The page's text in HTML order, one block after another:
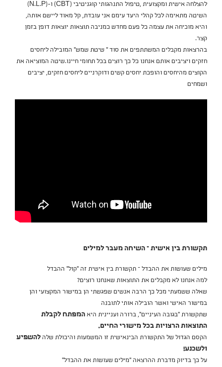
להצלחה אישית ומקצועית ,טיפול התנהגותי קוגניטיבי (CBT) ו-(N.L.P)
השיטה מתאימה לכל קהלי היעד עימם אני עובדת, קל מאוד ליישם אותה,
והיא מוכיחה את עצמה כל פעם מחדש כמניבה תוצאות יוצאות דופן בזמן
קצר.
בהרצאות מקבלים המשתתפים את סוד " שיטת שמש" המובילה ליחסים
חזקים ויציבים אותם אנחנו כל כך רוצים בכל תחומי חיינו.שיטה המוציאה את
הקוצים מהיחסים והופכת יחסים קשים ודוקרניים ליחסים חזקים, יציבים
ושמחים
תקשורת בין אישית – השיחה מעבר למילים
מילים שעושות את ההבדל – תקשורת בין אישית זה "קול" ההבדל
למה אנחנו לא מקבלים את התוצאות שאנחנו רוצים?
שאלה ששמעתי מכל כך הרבה אנשים שפגשתי הן במישור המקצועי והן
במישור האישי ואשר הובילה אותי לתובנה
שתקשורת "בגובה העיניים", ברורה ועניינית היאהמפתח לקבלת
התוצאות הרצויות בכל מישורי החיים.
הקסם הגדול של התקשורת הבינאישית זו המשמעות והיכולת שלהלהשפיע
ולשכנע!
על כך בדיוק מדברת ההרצאה "מילים שעושות את ההבדל"